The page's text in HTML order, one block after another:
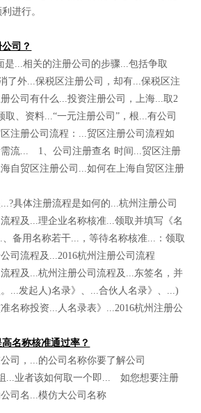
进行。
司？
是...相关的注册公司的步骤...包括争取
了外...保税区注册公司，却有...保税区注
公司有什么...投资注册公司，上海...取2
取、资料...“一元注册公司”，根...有公司
注册公司流程：...贸区注册公司流程如
流... 1、公司注册查名 时间...贸区注册
自贸区注册公司...如何在上海自贸区注册
具体注册流程是如何的...杭州注册公司
程及...理企业名称核准...领取并填写《名
备用名称若干...，等待名称核准...：领取
司流程及...2016杭州注册公司流程
程及...杭州注册公司流程及...东签名，并
...发起人)名录》、...合伙人名录》、...)
名称投资...人名录表》...2016杭州注册公
名称核准通过率？
司，...的公司名称你要了解公司
业者该如何取一个即... 如您想要注册
司名...模仿大公司名称